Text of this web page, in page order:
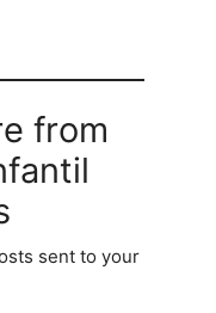
from
sent to your